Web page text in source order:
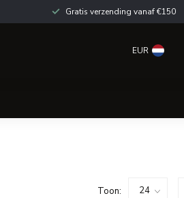
Gratis verzending vanaf €150
EUR
Toon: